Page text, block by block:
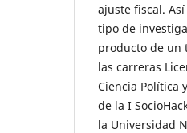
ajuste fiscal.
tipo de
producto de un
las carreras
Ciencia Política
de la I
la Universidad